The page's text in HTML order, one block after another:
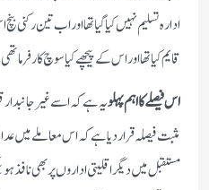
ادارہ تسلیم نہیں کیا گیا تھا اور اب تین
قایم کیا تھا اور اس کے پیچھے کیا سوچ کارفرما
اس فیصلے کا اہم پہلویہ ہے کہ اسے
مثبت فیصلہ قرار دیا ہے کہ اس معاملے میں
مستقبل میں دیگر اقلیتی اداروں پر بھی